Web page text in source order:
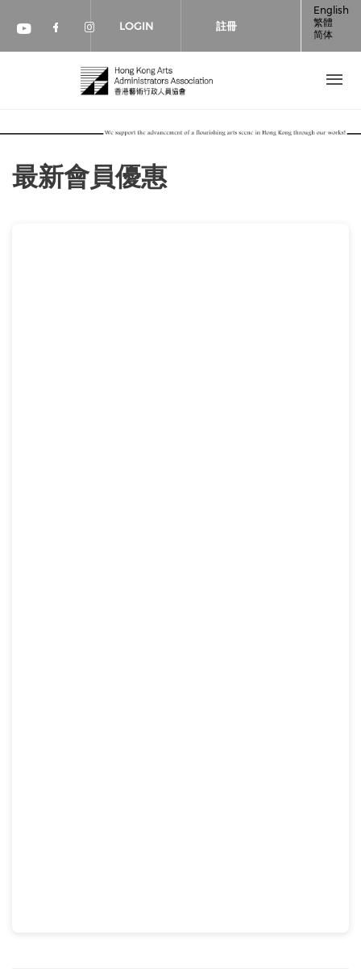
Check our social media on youtube
Check our social media on
Check our social media on
LOGIN 註冊
English
繁體
简体
最新會員優惠